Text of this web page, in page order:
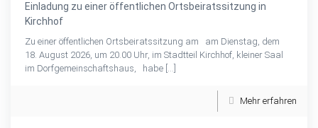
Einladung zu einer öffentlichen Ortsbeiratssitzung in
Kirchhof
Zu einer öffentlichen Ortsbeiratssitzung am am Dienstag, dem
18. August 2026, um 20.00 Uhr, im Stadtteil Kirchhof, kleiner Saal
im Dorfgemeinschaftshaus, habe […]
Mehr erfahren